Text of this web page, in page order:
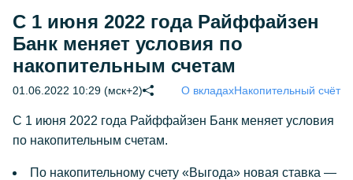
C 1 июня 2022 года Райффайзен
Банк меняет условия по
накопительным счетам
01.06.2022 10:29 (мск+2) О вкладахНакопительный счёт
C 1 июня 2022 года Райффайзен Банк меняет условия
по накопительным счетам.
По накопительному счету «Выгода» новая ставка —